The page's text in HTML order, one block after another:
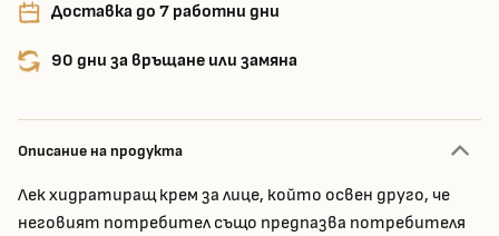
Доставка до 7 работни дни
90 дни за връщане или замяна
Описание на продукта
Лек хидратиращ крем за лице, който освен друго, че
неговият потребител също предпазва потребителя